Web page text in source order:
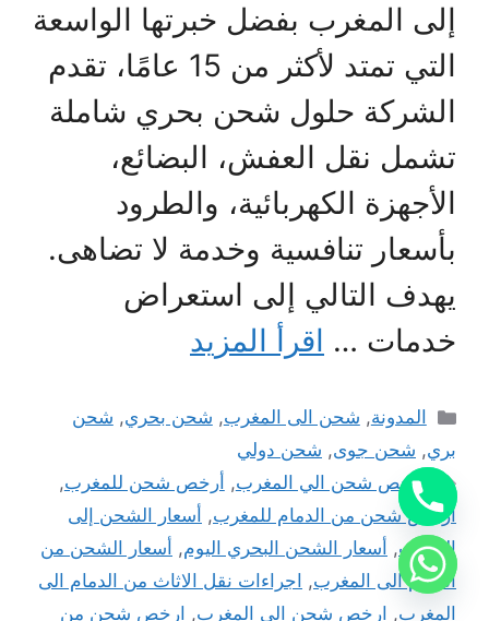
إلى المغرب بفضل خبرتها الواسعة
التي تمتد لأكثر من 15 عامًا، تقدم
الشركة حلول شحن بحري شاملة
تشمل نقل العفش، البضائع،
الأجهزة الكهربائية، والطرود
بأسعار تنافسية وخدمة لا تضاهى.
يهدف التالي إلى استعراض
خدمات … اقرأ المزيد
التصنيفات
المدونة, شحن الى المغرب, شحن بحري, شحن
بري, شحن جوى, شحن دولي
الوسوم
أرخص شحن الي المغرب, أرخص شحن للمغرب,
أرخص شحن من الدمام للمغرب, أسعار الشحن إلى
المغرب, أسعار الشحن البحري اليوم, أسعار الشحن من
الدمام الى المغرب, اجراءات نقل الاثاث من الدمام الى
المغرب, ارخص شحن الى المغرب, ارخص شحن من